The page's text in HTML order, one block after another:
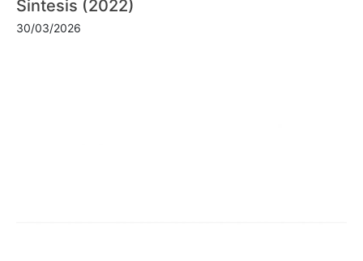
Sintesis (2022)
30/03/2026